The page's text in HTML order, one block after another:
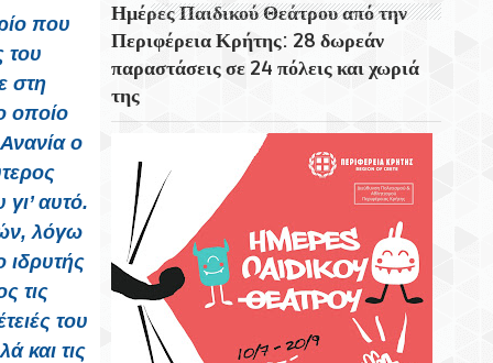
που
του
στη
οποίο
ο
αυτό.
λόγω
ιδρυτής
τις
του
και τις
Ημέρες Παιδικού Θεάτρου από την
Περιφέρεια Κρήτης: 28 δωρεάν
παραστάσεις σε 24 πόλεις και χωριά
της